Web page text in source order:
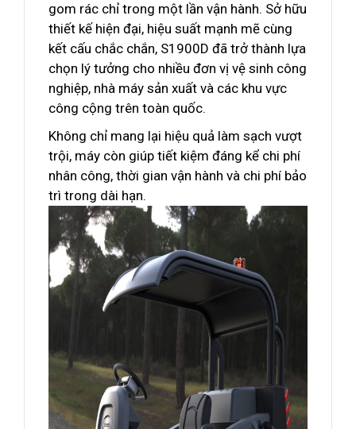
gom rác chỉ trong một lần vận hành. Sở hữu
thiết kế hiện đại, hiệu suất mạnh mẽ cùng
kết cấu chắc chắn, S1900D đã trở thành lựa
chọn lý tưởng cho nhiều đơn vị vệ sinh công
nghiệp, nhà máy sản xuất và các khu vực
công cộng trên toàn quốc.
Không chỉ mang lại hiệu quả làm sạch vượt
trội, máy còn giúp tiết kiệm đáng kể chi phí
nhân công, thời gian vận hành và chi phí bảo
trì trong dài hạn.